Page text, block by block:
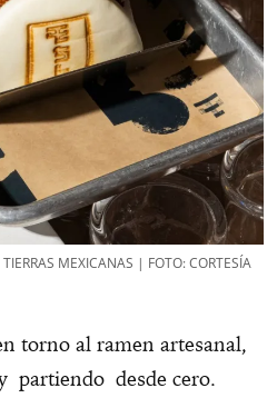
MEXICANAS | FOTO: CORTESÍA
torno al ramen artesanal,
partiendo desde cero.